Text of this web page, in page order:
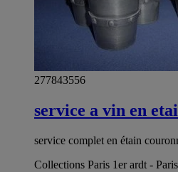
277843556
service a vin en
service complet en étain
Collections Paris 1er ardt - Paris